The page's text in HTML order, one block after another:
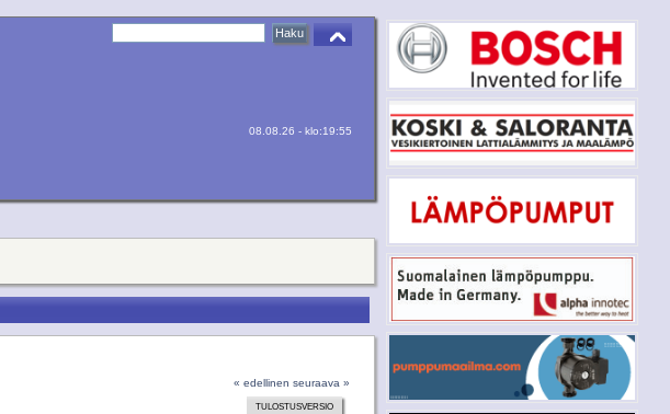
08.08.26 - klo:19:55
« edellinen seuraava »
TULOSTUSVERSIO